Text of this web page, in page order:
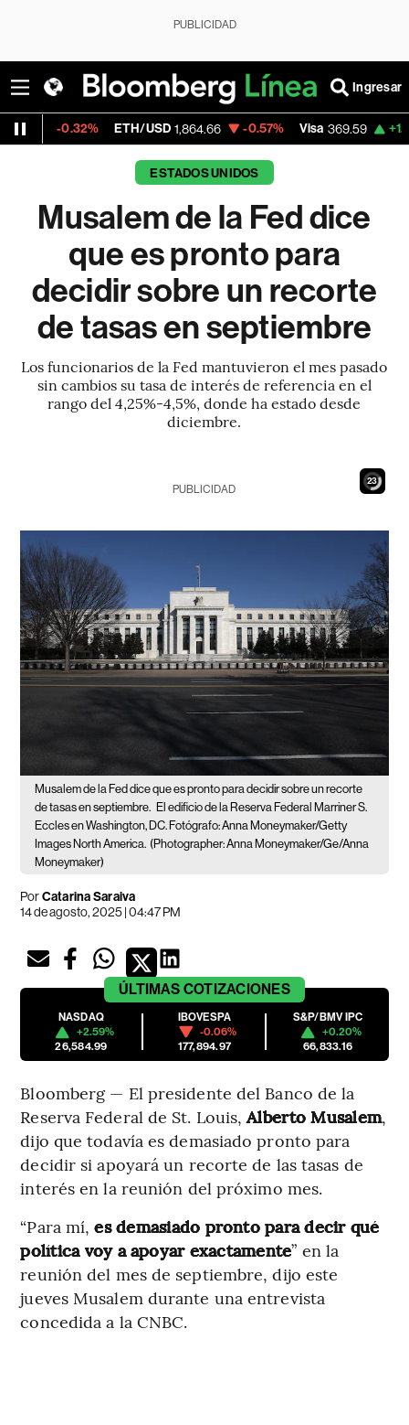
PUBLICIDAD
Ingresar
ETH/USD 1,864.66 -0.57% Visa 369.59 +1.07%
ESTADOS UNIDOS
Musalem de la Fed dice
que es pronto para
decidir sobre un recorte
de tasas en septiembre
Los funcionarios de la Fed mantuvieron el mes pasado
sin cambios su tasa de interés de referencia en el
rango del 4,25%-4,5%, donde ha estado desde
diciembre.
22
PUBLICIDAD
Musalem de la Fed dice que es pronto para decidir sobre un recorte
de tasas en septiembre. El edificio de la Reserva Federal Marriner S.
Eccles en Washington, DC. Fotógrafo: Anna Moneymaker/Getty
Images North America. (Photographer: Anna Moneymaker/Ge/Anna
Moneymaker)
PorCatarina Saraiva
14 de agosto, 2025 | 04:47 PM
ÚLTIMAS COTIZACIONES
NASDAQ
+2.59%
26,584.99
IBOVESPA
-0.06%
177,894.97
S&P/BMV IPC
+0.20%
66,833.16
Bloomberg — El presidente del Banco de la
Reserva Federal de St. Louis,Alberto Musalem,
dijo que todavía es demasiado pronto para
decidir si apoyará un recorte de las tasas de
interés en la reunión del próximo mes.
“Para mí,es demasiado pronto para decir qué
política voy a apoyar exactamente” en la
reunión del mes de septiembre, dijo este
jueves Musalem durante una entrevista
concedida a la CNBC.